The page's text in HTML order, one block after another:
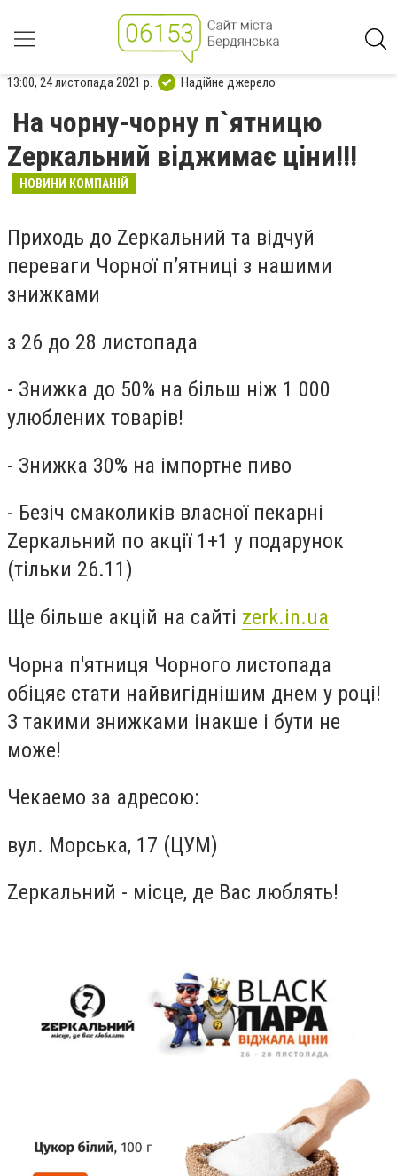
13:00, 24 листопада 2021 р. Надійне джерело
На чорну-чорну п`ятницю
Zеркальний віджимає ціни!!!
НОВИНИ КОМПАНІЙ
Приходь до Zеркальний та відчуй
переваги Чорної п’ятниці з нашими
знижками
з 26 до 28 листопада
- Знижка до 50% на більш ніж 1 000
улюблених товарів!
- Знижка 30% на імпортне пиво
- Безіч смаколиків власної пекарні
Zеркальний по акції 1+1 у подарунок
(тільки 26.11)
Ще більше акцій на сайті zerk.in.ua
Чорна п'ятниця Чорного листопада
обіцяє стати найвигіднішим днем ​​у році!
З такими знижками інакше і бути не
може!
Чекаемо за адресою:
вул. Морська, 17 (ЦУМ)
Zеркальний - місце, де Вас люблять!